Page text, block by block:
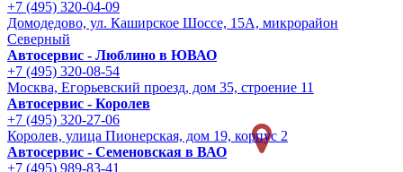
+7 (495) 320-04-09
Домодедово, ул. Каширское Шоссе, 15А, микрорайон
Северный
Автосервис - Люблино в ЮВАО
+7 (495) 320-08-54
Москва, Егорьевский проезд, дом 35, строение 11
Автосервис - Королев
+7 (495) 320-27-06
Королев, улица Пионерская, дом 19, корпус 2
Автосервис - Семеновская в ВАО
+7 (495) 989-83-41